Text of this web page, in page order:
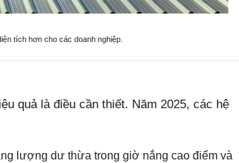
tích hơn cho các doanh nghiệp.
quả là điều cần thiết. Năm 2025, các hệ
lượng dư thừa trong giờ nắng cao điểm và